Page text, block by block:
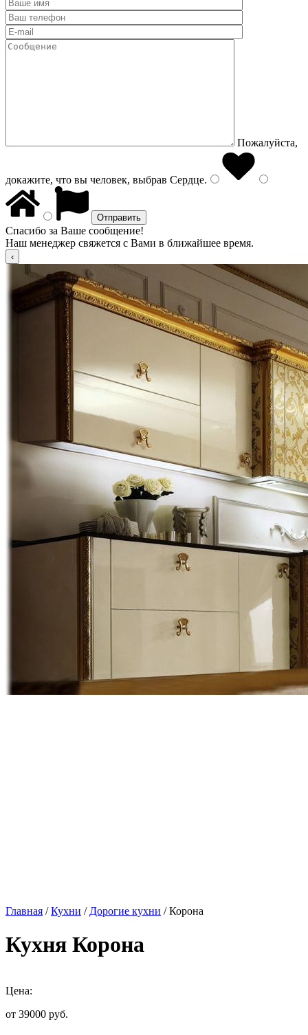
Пожалуйста,
докажите, что вы человек, выбрав Сердце.
Спасибо за Ваше сообщение!
Наш менеджер свяжется с Вами в ближайшее время.
Главная /Кухни / Дорогие кухни / Корона
Кухня Корона
Цена:
от 39000 руб.